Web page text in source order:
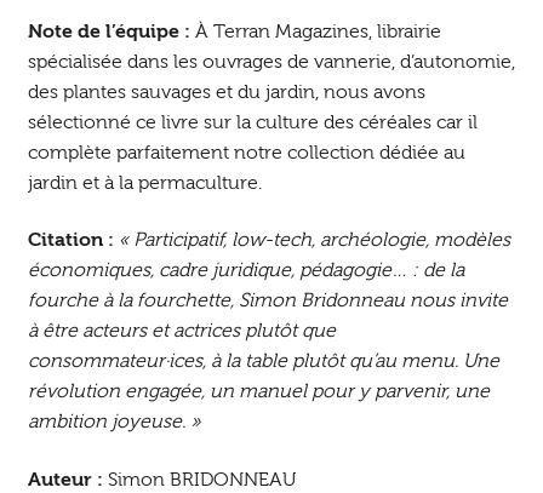
Note de l’équipe : À Terran Magazines, librairie
spécialisée dans les ouvrages de vannerie, d’autonomie,
des plantes sauvages et du jardin, nous avons
sélectionné ce livre sur la culture des céréales car il
complète parfaitement notre collection dédiée au
jardin et à la permaculture.
Citation : « Participatif, low-tech, archéologie, modèles
économiques, cadre juridique, pédagogie… : de la
fourche à la fourchette, Simon Bridonneau nous invite
à être acteurs et actrices plutôt que
consommateur·ices, à la table plutôt qu’au menu. Une
révolution engagée, un manuel pour y parvenir, une
ambition joyeuse. »
Auteur : Simon BRIDONNEAU